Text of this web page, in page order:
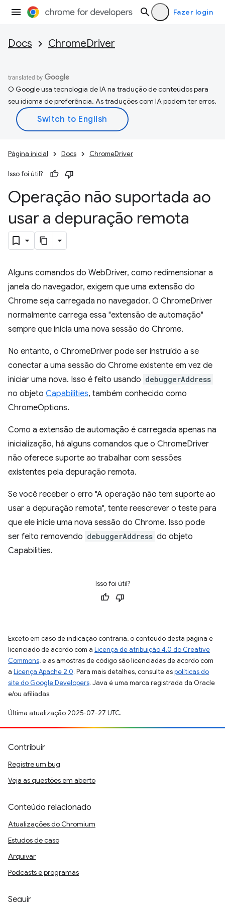
Fazer login
Docs ChromeDriver
O Google usa tecnologia de IA na tradução de conteúdos para
seu idioma de preferência. As traduções com IA podem ter erros.
Página inicial Docs ChromeDriver
Isso foi útil?
Operação não suportada ao
usar a depuração remota
Alguns comandos do WebDriver, como redimensionar a
janela do navegador, exigem que uma extensão do
Chrome seja carregada no navegador. O ChromeDriver
normalmente carrega essa "extensão de automação"
sempre que inicia uma nova sessão do Chrome.
No entanto, o ChromeDriver pode ser instruído a se
conectar a uma sessão do Chrome existente em vez de
iniciar uma nova. Isso é feito usando debuggerAddress
no objeto Capabilities, também conhecido como
ChromeOptions.
Como a extensão de automação é carregada apenas na
inicialização, há alguns comandos que o ChromeDriver
não oferece suporte ao trabalhar com sessões
existentes pela depuração remota.
Se você receber o erro "A operação não tem suporte ao
usar a depuração remota", tente reescrever o teste para
que ele inicie uma nova sessão do Chrome. Isso pode
ser feito removendo debuggerAddress do objeto
Capabilities.
Isso foi útil?
Exceto em caso de indicação contrária, o conteúdo desta página é
licenciado de acordo com a Licença de atribuição 4.0 do Creative
Commons, e as amostras de código são licenciadas de acordo com
a Licença Apache 2.0. Para mais detalhes, consulte aspolíticas do
site do Google Developers. Java é uma marca registrada da Oracle
e/ou afiliadas.
Última atualização 2025-07-27 UTC.
Contribuir
Registre um bug
Veja as questões em aberto
Conteúdo relacionado
Atualizações do Chromium
Estudos de caso
Arquivar
Podcasts e programas
Seguir